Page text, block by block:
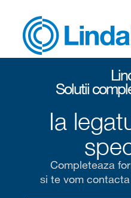
Solutii
Ia
Completeaza
si te vom